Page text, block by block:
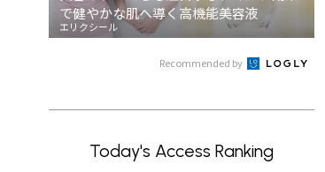
で健やかな肌へ導く高機能美容液
エリクシール
Recommended by
Today's Access Ranking